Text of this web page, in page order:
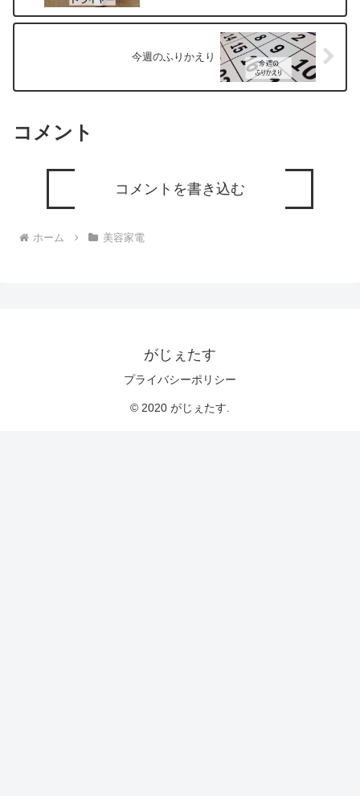
今週のふりかえり
コメント
コメントを書き込む
ホーム 美容家電
がじぇたす
プライバシーポリシー
© 2020 がじぇたす.